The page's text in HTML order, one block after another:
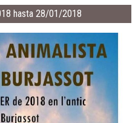
hasta 28/01/2018